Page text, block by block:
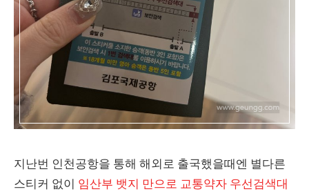
지난번 인천공항을 통해 해외로 출국했을때엔 별다른
스티커 없이 임산부 뱃지 만으로 교통약자 우선검색대